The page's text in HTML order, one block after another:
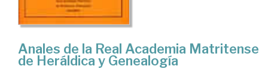
Anales de la Real Academia Matritense
de Heráldica y Genealogía